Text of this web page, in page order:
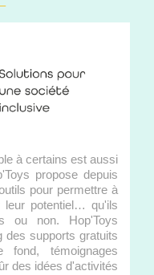
à certains est aussi
propose depuis
pour permettre à
leur potentiel… qu'ils
ou non. Hop'Toys
des supports gratuits
fond, témoignages
des idées d'activités